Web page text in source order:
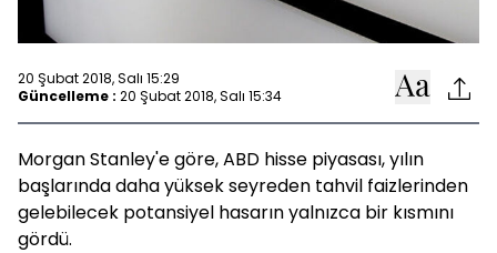
20 Şubat 2018, Salı 15:29
Güncelleme : 20 Şubat 2018, Salı 15:34
Morgan Stanley'e göre, ABD hisse piyasası, yılın
başlarında daha yüksek seyreden tahvil faizlerinden
gelebilecek potansiyel hasarın yalnızca bir kısmını
gördü.